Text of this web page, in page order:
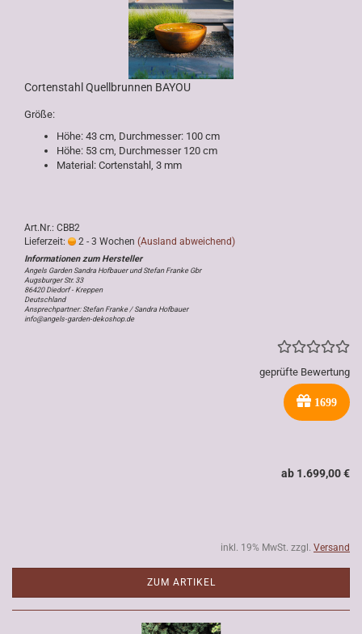
Cortenstahl Quellbrunnen BAYOU
Größe:
Höhe: 43 cm, Durchmesser: 100 cm
Höhe: 53 cm, Durchmesser 120 cm
Material: Cortenstahl, 3 mm
Art.Nr.: CBB2
Lieferzeit:
2 - 3 Wochen (Ausland abweichend)
Angels Garden Sandra Hofbauer und Stefan Franke Gbr
Augsburger Str. 33
86420 Diedorf - Kreppen
Deutschland
Ansprechpartner: Stefan Franke / Sandra Hofbauer
info@angels-garden-dekoshop.de
geprüfte Bewertung
1699
ab 1.699,00 €
inkl. 19% MwSt. zzgl. Versand
ZUM ARTIKEL